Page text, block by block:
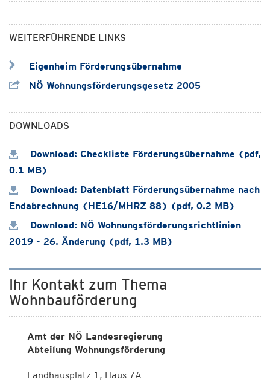
WEITERFÜHRENDE LINKS
Eigenheim Förderungsübernahme
NÖ Wohnungsförderungsgesetz 2005
DOWNLOADS
Download: Checkliste Förderungsübernahme (pdf,
0.1 MB)
Download: Datenblatt Förderungsübernahme nach
Endabrechnung (HE16/MHRZ 88) (pdf, 0.2 MB)
Download: NÖ Wohnungsförderungsrichtlinien
2019 - 26. Änderung (pdf, 1.3 MB)
Ihr Kontakt zum Thema
Wohnbauförderung
Amt der NÖ Landesregierung
Abteilung Wohnungsförderung
Landhausplatz 1, Haus 7A